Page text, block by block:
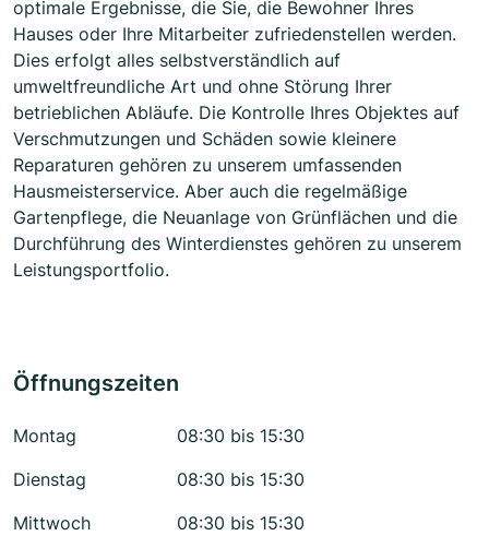
optimale Ergebnisse, die Sie, die Bewohner Ihres
Hauses oder Ihre Mitarbeiter zufriedenstellen werden.
Dies erfolgt alles selbstverständlich auf
umweltfreundliche Art und ohne Störung Ihrer
betrieblichen Abläufe. Die Kontrolle Ihres Objektes auf
Verschmutzungen und Schäden sowie kleinere
Reparaturen gehören zu unserem umfassenden
Hausmeisterservice. Aber auch die regelmäßige
Gartenpflege, die Neuanlage von Grünflächen und die
Durchführung des Winterdienstes gehören zu unserem
Leistungsportfolio.
Öffnungszeiten
Montag
08:30 bis 15:30
Dienstag
08:30 bis 15:30
Mittwoch
08:30 bis 15:30